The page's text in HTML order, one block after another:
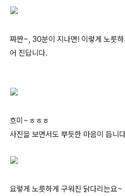
쨔쨘~, 30분이 지나면! 이렇게 노릇
어 진답니다.
흐미~ㅎㅎㅎ
사진을 보면서도 뿌듯한 마음이 듭니
요렇게 노릇하게 구워진 닭다리는요~